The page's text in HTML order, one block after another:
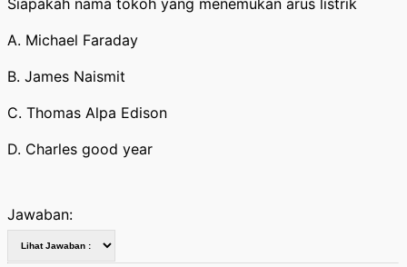
A. Michael Faraday
B. James Naismit
C. Thomas Alpa Edison
D. Charles good year
Jawaban: